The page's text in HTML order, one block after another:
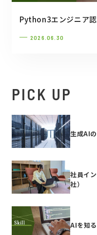
Python3エンジニア
2026.06.30
PICK UP
生成AI
社員イ
社）
AIを知